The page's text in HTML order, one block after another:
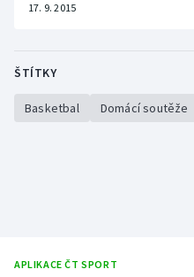
17. 9. 2015
ŠTÍTKY
Basketbal Domácí soutěže
APLIKACE ČT SPORT